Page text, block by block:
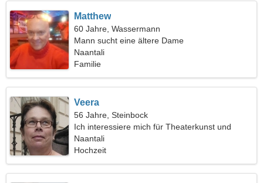
Matthew
60 Jahre, Wassermann
Mann sucht eine ältere Dame
Naantali
Familie
Veera
56 Jahre, Steinbock
Ich interessiere mich für Theaterkunst und
Tennis
Naantali
Hochzeit